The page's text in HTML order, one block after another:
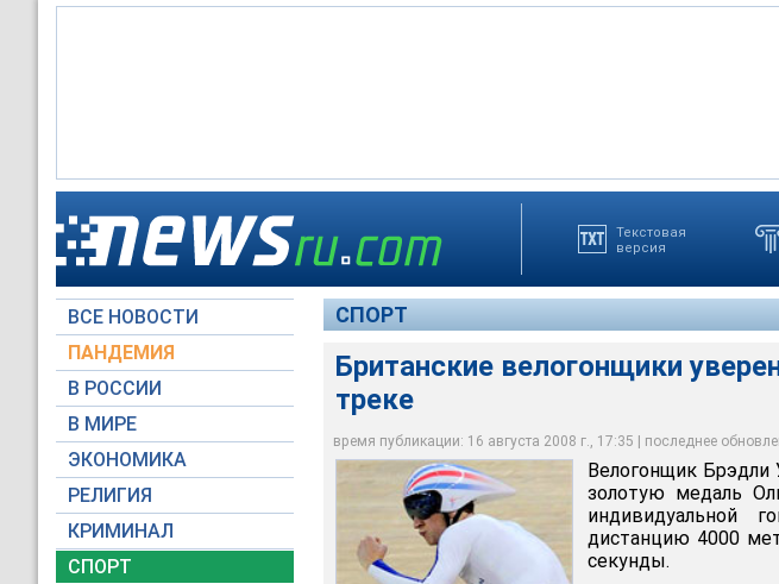
Текстовая
версия
ВСЕ НОВОСТИ
ПАНДЕМИЯ
В РОССИИ
В МИРЕ
ЭКОНОМИКА
РЕЛИГИЯ
КРИМИНАЛ
СПОРТ
СПОРТ
Британские велогонщики
треке
время публикации: 16 августа 2008 г., 17:35 | последнее
Велогонщик Брэдли Уиггинс из Великобритании
Олимпиады, финишировав первым в
sportinglife.com
Велогонщик Брэдли
золотую медаль
индивидуальной
дистанцию 4000
секунды.